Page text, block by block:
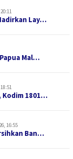
Lay…
Mal…
Kodim 1801…
16:55
Ban…